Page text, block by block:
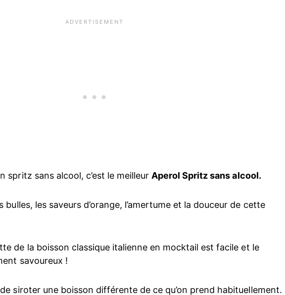
spritz sans alcool, c’est le meilleur Aperol Spritz sans alcool.
les saveurs d’orange, l’amertume et la douceur de cette
de la boisson classique italienne en mocktail est facile et le
savoureux !
siroter une boisson différente de ce qu’on prend habituellement.